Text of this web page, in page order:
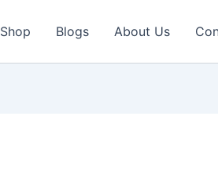
Shop Blogs About Us